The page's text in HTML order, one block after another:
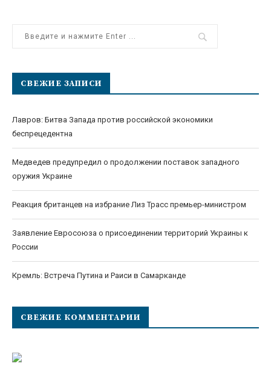
СВЕЖИЕ ЗАПИСИ
Лавров: Битва Запада против российской экономики
беспрецедентна
Медведев предупредил о продолжении поставок западного
оружия Украине
Реакция британцев на избрание Лиз Трасс премьер-министром
Заявление Евросоюза о присоединении территорий Украины к
России
Кремль: Встреча Путина и Раиси в Самарканде
СВЕЖИЕ КОММЕНТАРИИ